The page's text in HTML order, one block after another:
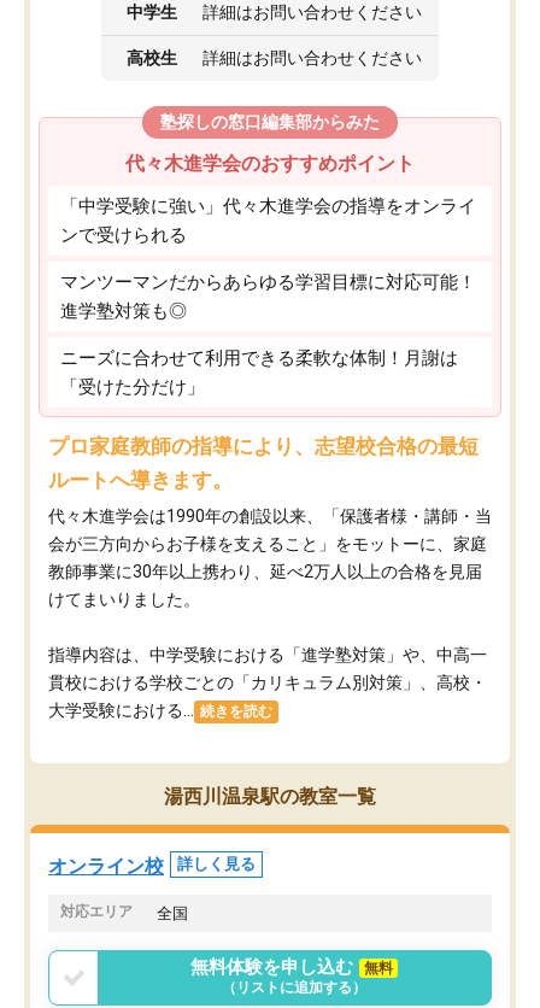
中学生 詳細はお問い合わせください
高校生 詳細はお問い合わせください
塾探しの窓口編集部からみた
代々木進学会のおすすめポイント
「中学受験に強い」代々木進学会の指導をオンライ
ンで受けられる
マンツーマンだからあらゆる学習目標に対応可能！
進学塾対策も◎
ニーズに合わせて利用できる柔軟な体制！月謝は
「受けた分だけ」
プロ家庭教師の指導により、志望校合格の最短
ルートへ導きます。
代々木進学会は1990年の創設以来、「保護者様・講師・当
会が三方向からお子様を支えること」をモットーに、家庭
教師事業に30年以上携わり、延べ2万人以上の合格を見届
けてまいりました。
指導内容は、中学受験における「進学塾対策」や、中高一
貫校における学校ごとの「カリキュラム別対策」、高校・
大学受験における...
続きを読む
湯西川温泉駅の教室一覧
オンライン校 詳しく見る
対応エリア 全国
無料体験を申し込む
無料
（リストに追加する）